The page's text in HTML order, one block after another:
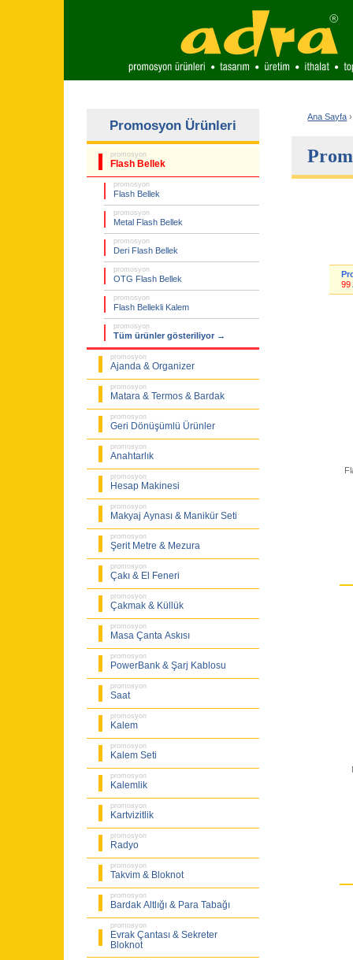
Promosyon Ürünleri
promosyon
Flash Bellek
promosyon
Flash Bellek
promosyon
Metal Flash Bellek
promosyon
Deri Flash Bellek
promosyon
OTG Flash Bellek
promosyon
Flash Bellekli Kalem
promosyon
Tüm ürünler gösteriliyor →
promosyon
Ajanda & Organizer
promosyon
Matara & Termos & Bardak
promosyon
Geri Dönüşümlü Ürünler
promosyon
Anahtarlık
promosyon
Hesap Makinesi
promosyon
Makyaj Aynası & Manikür Seti
promosyon
Şerit Metre & Mezura
promosyon
Çakı & El Feneri
promosyon
Çakmak & Küllük
promosyon
Masa Çanta Askısı
promosyon
PowerBank & Şarj Kablosu
promosyon
Saat
promosyon
Kalem
promosyon
Kalem Seti
promosyon
Kalemlik
promosyon
Kartvizitlik
promosyon
Radyo
promosyon
Takvim & Bloknot
promosyon
Bardak Altlığı & Para Tabağı
promosyon
Evrak Çantası & Sekreter
Bloknot
Ana Sayfa ›
99